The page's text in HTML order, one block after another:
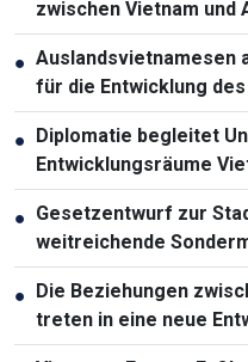
zwischen Vietnam und
● Auslandsvietnamesen
für die Entwicklung
●
Diplomatie begleitet
Entwicklungsräume
● Gesetzentwurf zur
weitreichende
Stadt vor
●
Die Beziehungen
treten in eine neue